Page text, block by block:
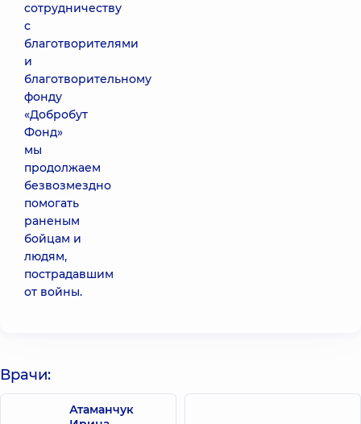
сотрудничеству
с
благотворителями
и
благотворительному
фонду
«Добробут
Фонд»
мы
продолжаем
безвозмездно
помогать
раненым
бойцам и
людям,
пострадавшим
от войны.
Врачи:
Атаманчук